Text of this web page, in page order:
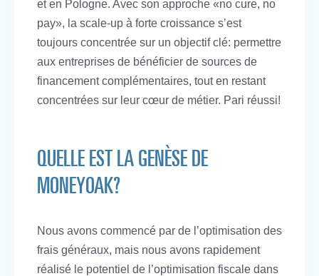
et en Pologne. Avec son approche «no cure, no
pay», la scale-up à forte croissance s’est
toujours concentrée sur un objectif clé: permettre
aux entreprises de bénéficier de sources de
financement complémentaires, tout en restant
concentrées sur leur cœur de métier. Pari réussi!
QUELLE EST LA GENÈSE DE
MONEYOAK?
Nous avons commencé par de l’optimisation des
frais généraux, mais nous avons rapidement
réalisé le potentiel de l’optimisation fiscale dans